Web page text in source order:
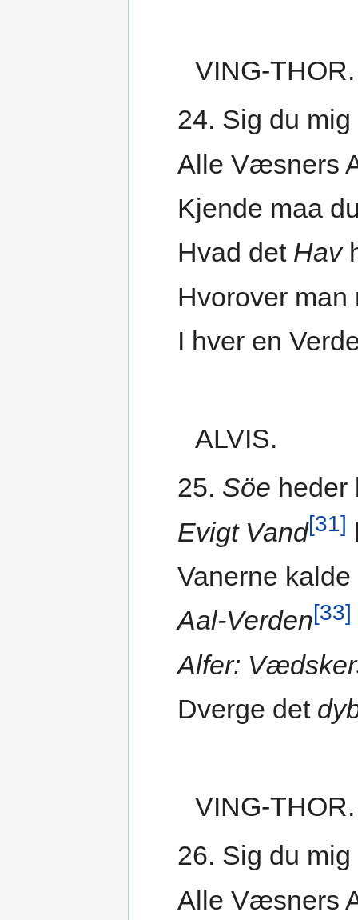
VING-THOR.
24. Sig du
Alle Væsners
Kjende maa
Hvad det Hav
Hvorover man
I hver en
ALVIS.
25. Söe
Evigt Vand[31]
Vanerne
Aal-Verden[33]
Alfer:
Dverge det
VING-THOR.
26. Sig du
Alle Væsners